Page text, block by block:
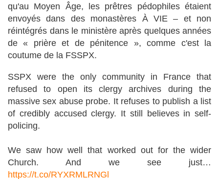
qu'au Moyen Âge, les prêtres pédophiles étaient
envoyés dans des monastères À VIE – et non
réintégrés dans le ministère après quelques années
de « prière et de pénitence », comme c'est la
coutume de la FSSPX.
SSPX were the only community in France that
refused to open its clergy archives during the
massive sex abuse probe. It refuses to publish a list
of credibly accused clergy. It still believes in self-
policing.
We saw how well that worked out for the wider
Church. And we see just…
https://t.co/RYXRMLRNGl